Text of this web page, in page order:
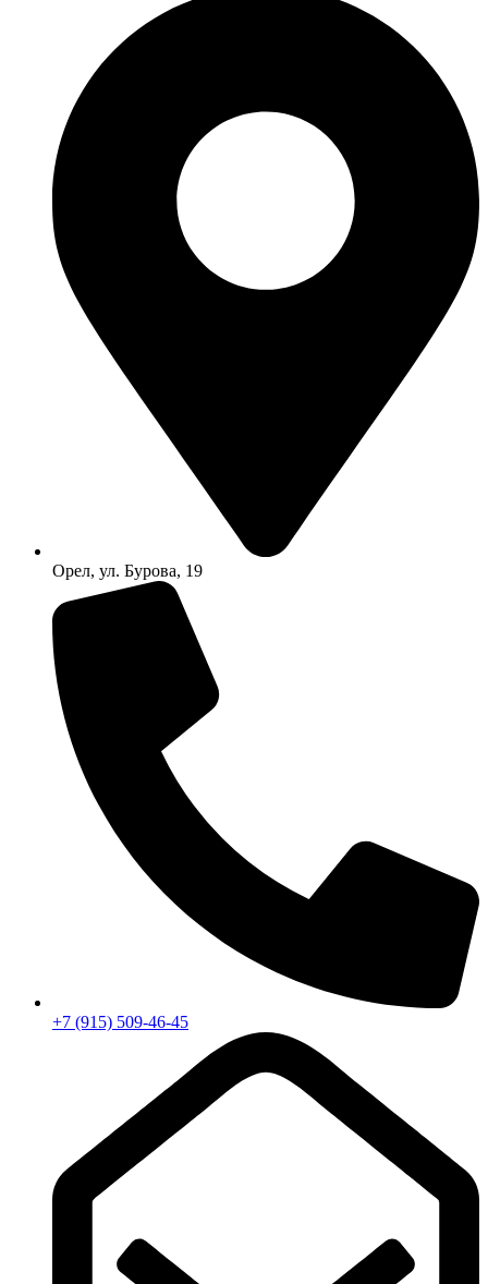
Орел, ул. Бурова, 19
+7 (915) 509-46-45